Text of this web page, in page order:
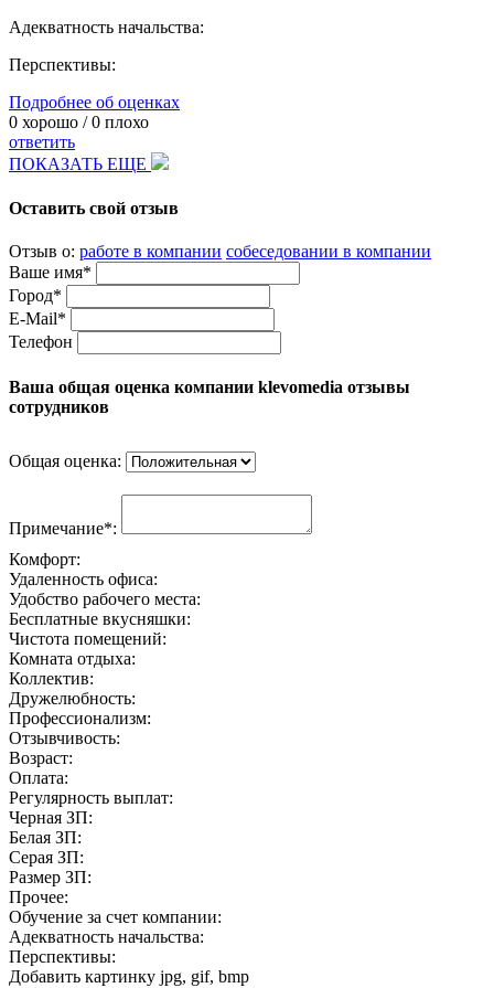
Адекватность начальства:
Перспективы:
Подробнее об оценках
0 хорошо /0 плохо
ответить
ПОКАЗАТЬ ЕЩЕ
Оставить свой отзыв
Отзыв о: работе в компании собеседовании в компании
Ваше имя*
Город*
E-Mail*
Телефон
Ваша общая оценка компании klevomedia отзывы
сотрудников
Общая оценка:
Примечание*:
Комфорт:
Удаленность офиса:
Удобство рабочего места:
Бесплатные вкусняшки:
Чистота помещений:
Комната отдыха:
Коллектив:
Дружелюбность:
Профессионализм:
Отзывчивость:
Возраст:
Оплата:
Регулярность выплат:
Черная ЗП:
Белая ЗП:
Серая ЗП:
Размер ЗП:
Прочее:
Обучение за счет компании:
Адекватность начальства:
Перспективы:
Добавить картинку jpg, gif, bmp